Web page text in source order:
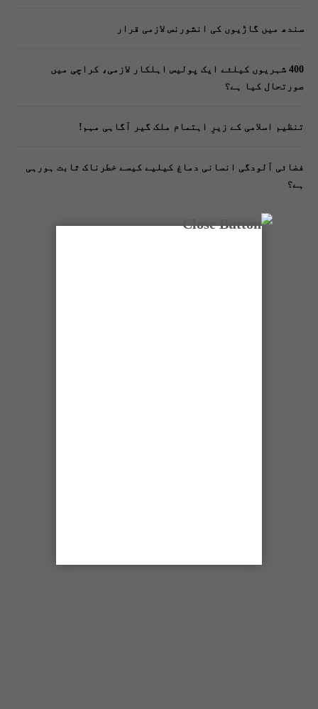
سندھ میں گاڑیوں کی انشورنس لازمی قرار
400 شہریوں کیلئے ایک پولیس اہلکار لازمی، کراچی میں
صورتحال کیا ہے؟
تنظیم اسلامی کے زیرِ اہتمام ملک گیر آگاہی مہم!
فضائی آلودگی انسانی دماغ کیلیے کیسے خطرناک ثابت ہورہی
ہے؟